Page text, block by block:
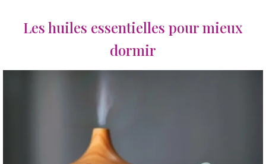
Les huiles essentielles pour mieux
dormir